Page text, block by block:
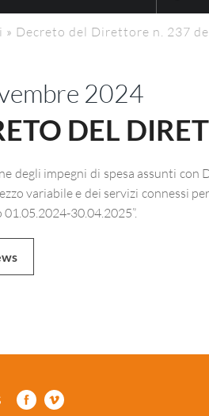
» Decreto del Direttore n. 237
2024
DEL
degli impegni di spesa assunti
variabile e dei servizi connessi
30.04.2025”.